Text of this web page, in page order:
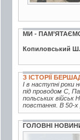
МИ -
Копиловський Ш.
З ІСТОРІЇ
І в наступні
під проводом С,
польських військ
повстання. В 50-х
ГОЛОВНІ